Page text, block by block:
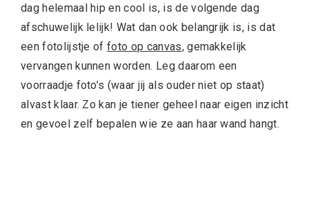
dag helemaal hip en cool is, is de volgende dag
afschuwelijk lelijk! Wat dan ook belangrijk is, is dat
een fotolijstje offoto op canvas, gemakkelijk
vervangen kunnen worden. Leg daarom een
voorraadje foto’s (waar jij als ouder niet op staat)
alvast klaar. Zo kan je tiener geheel naar eigen inzicht
en gevoel zelf bepalen wie ze aan haar wand hangt.